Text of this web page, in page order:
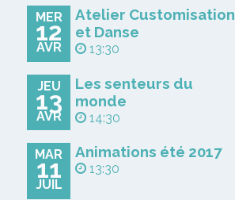
MER
12
AVR
Atelier Customisation
et Danse
13:30
JEU
13
AVR
Les senteurs du
monde
14:30
MAR
11
JUIL
Animations été 2017
13:30